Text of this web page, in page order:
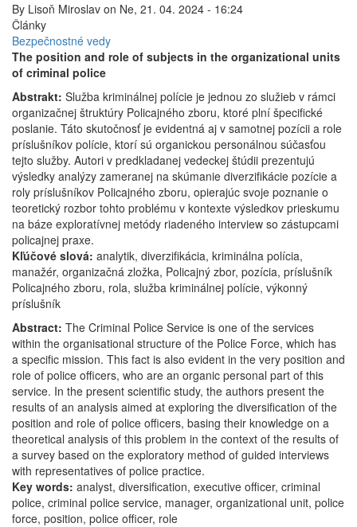
By Lisoň Miroslav on Ne, 21. 04. 2024 - 16:24
Články
Bezpečnostné vedy
The position and role of subjects in the organizational units
of criminal police
Abstrakt: Služba kriminálnej polície je jednou zo služieb v rámci
organizačnej štruktúry Policajného zboru, ktoré plní špecifické
poslanie. Táto skutočnosť je evidentná aj v samotnej pozícii a role
príslušníkov polície, ktorí sú organickou personálnou súčasťou
tejto služby. Autori v predkladanej vedeckej štúdii prezentujú
výsledky analýzy zameranej na skúmanie diverzifikácie pozície a
roly príslušníkov Policajného zboru, opierajúc svoje poznanie o
teoretický rozbor tohto problému v kontexte výsledkov prieskumu
na báze exploratívnej metódy riadeného interview so zástupcami
policajnej praxe.
Kľúčové slová: analytik, diverzifikácia, kriminálna polícia,
manažér, organizačná zložka, Policajný zbor, pozícia, príslušník
Policajného zboru, rola, služba kriminálnej polície, výkonný
príslušník
Abstract: The Criminal Police Service is one of the services
within the organisational structure of the Police Force, which has
a specific mission. This fact is also evident in the very position and
role of police officers, who are an organic personal part of this
service. In the present scientific study, the authors present the
results of an analysis aimed at exploring the diversification of the
position and role of police officers, basing their knowledge on a
theoretical analysis of this problem in the context of the results of
a survey based on the exploratory method of guided interviews
with representatives of police practice.
Key words: analyst, diversification, executive officer, criminal
police, criminal police service, manager, organizational unit, police
force, position, police officer, role